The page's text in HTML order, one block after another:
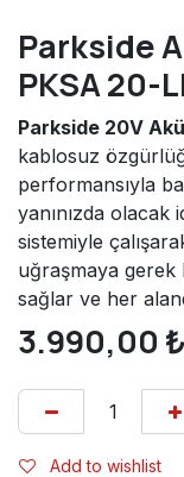
Parkside
PKSA 20-
Parkside 20V
kablosuz
performansıyla
yanınızda
sistemiyle
uğraşmaya gerek
sağlar ve her
3.990,00 ₺
Add to wishlist